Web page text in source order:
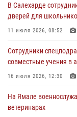
Генерал-полковник
молодёжном
03 августа 2026, 06:54
Директор Росгвардии
поздравил
праздником
Сотрудники СОБР
В Салехарде
дверей для
11 июля 2026, 08:52
Сотрудники
совместные учения в
16 июля 2026, 12:30
На Ямале
ветеринарах